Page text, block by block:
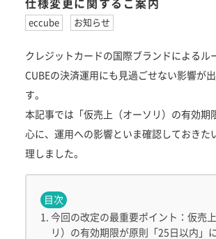
仕様変更に関するご案内
eccube お知らせ
クレジットカードの国際ブランドによるル
CUBEの決済運用にも見過ごせない影響が
す。
本記事では「仮売上（オーソリ）の有効期
心に、運用への影響といま確認しておきた
理しました。
目次
今回の改定の最重要ポイント：仮売
リ）の有効期限が原則「25日以内」